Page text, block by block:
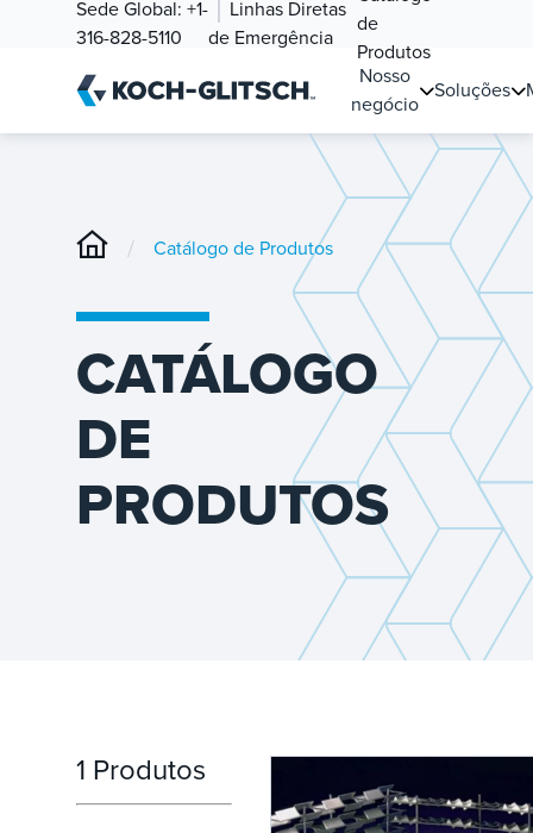
Sede Global: +1-
316-828-5110
Linhas Diretas
de Emergência
de
Produtos
Nosso
negócio
Soluções
/ Catálogo de Produtos
CATÁLOGO
DE
PRODUTOS
1 Produtos